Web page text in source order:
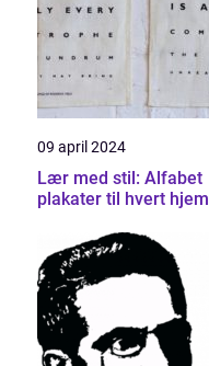
09 april 2024
Lær med stil: Alfabet
plakater til hvert hjem